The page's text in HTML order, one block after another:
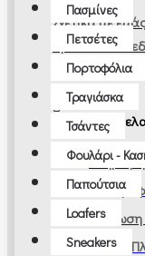
Πασμίνες
Πετσέτες
Πορτοφόλια
Τραγιάσκα
Τσάντες
Φουλάρι -
Παπούτσια
Loafers
Sneakers
Σχετικά με
Προσωπικά
Όροι Χρήσης
Υπηρεσίες
Ακύρωση
Τρόποι